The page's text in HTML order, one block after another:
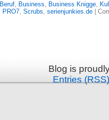
Beruf, Business, Business Knigge,
PRO7, Scrubs, serienjunkies.de
Blog is
Entries (RSS)